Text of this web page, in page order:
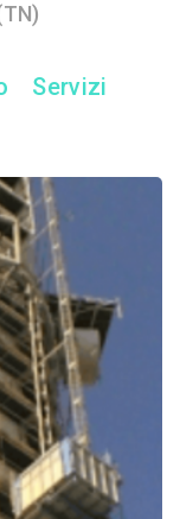
Servizi